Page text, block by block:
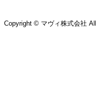
Copyright © マヴィ株式会社